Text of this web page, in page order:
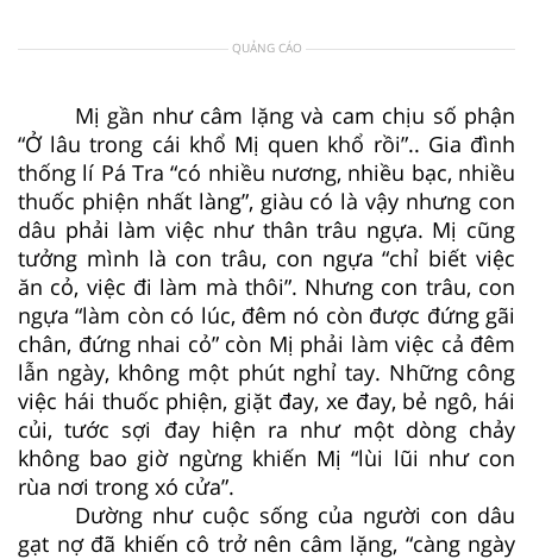
QUẢNG CÁO
Mị gần như câm lặng và cam chịu số phận
“Ở lâu trong cái khổ Mị quen khổ rồi”.. Gia đình
thống lí Pá Tra “có nhiều nương, nhiều bạc, nhiều
thuốc phiện nhất làng”, giàu có là vậy nhưng con
dâu phải làm việc như thân trâu ngựa. Mị cũng
tưởng mình là con trâu, con ngựa “chỉ biết việc
ăn cỏ, việc đi làm mà thôi”. Nhưng con trâu, con
ngựa “làm còn có lúc, đêm nó còn được đứng gãi
chân, đứng nhai cỏ” còn Mị phải làm việc cả đêm
lẫn ngày, không một phút nghỉ tay. Những công
việc hái thuốc phiện, giặt đay, xe đay, bẻ ngô, hái
củi, tước sợi đay hiện ra như một dòng chảy
không bao giờ ngừng khiến Mị “lùi lũi như con
rùa nơi trong xó cửa”.
Dường như cuộc sống của người con dâu
gạt nợ đã khiến cô trở nên câm lặng, “càng ngày